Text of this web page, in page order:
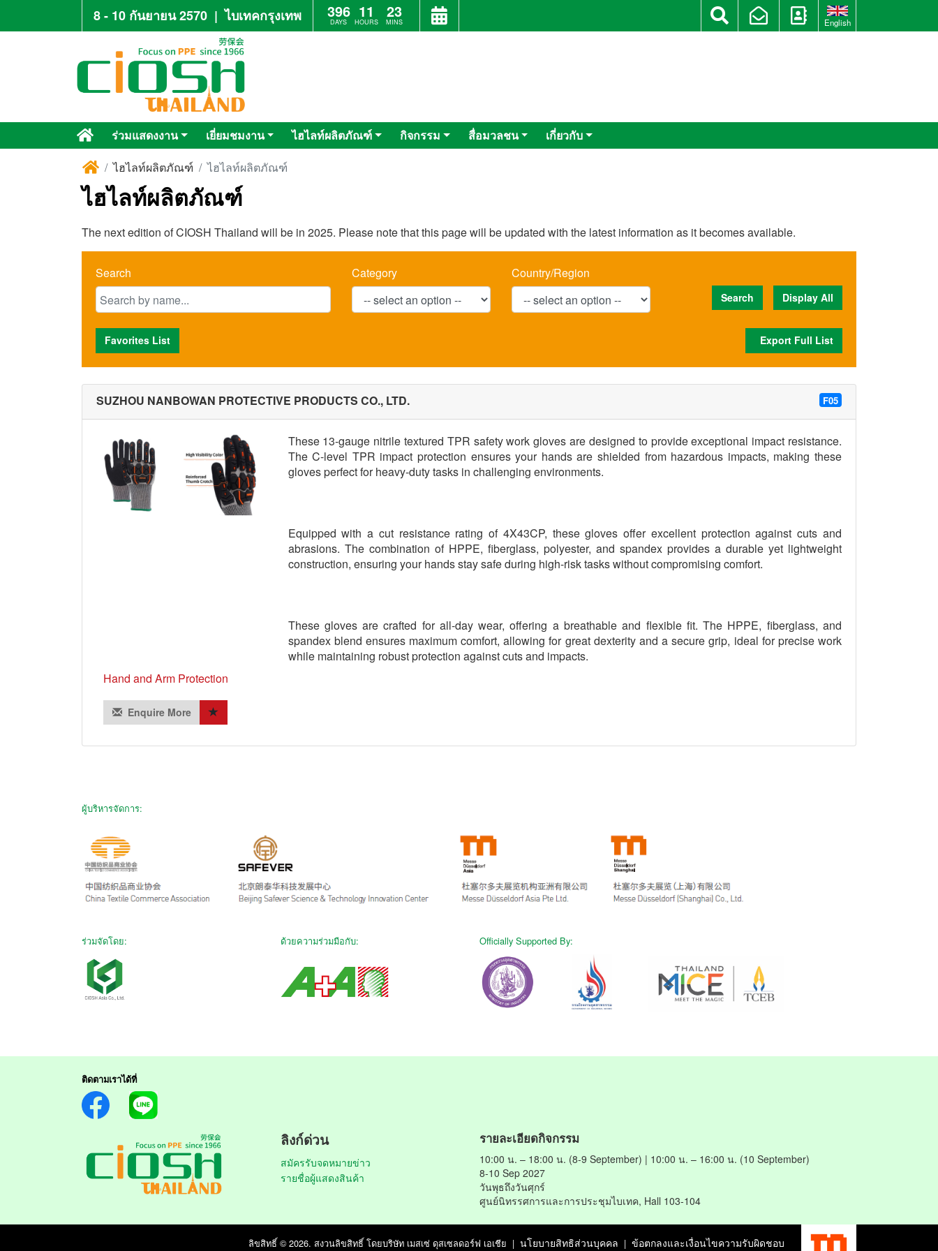
8 - 10 กันยายน 2570 | ไบเทคกรุงเทพ 396
DAYS
11
HOURS
23
MINS English
ร่วมแสดงงาน เยี่ยมชมงาน ไฮไลท์ผลิตภัณฑ์ กิจกรรม สื่อมวลชน
เกี่ยวกับ
ไฮไลท์ผลิตภัณฑ์
ไฮไลท์ผลิตภัณฑ์
ไฮไลท์ผลิตภัณฑ์
The next edition of CIOSH Thailand will be in 2025. Please note that this page will be updated with the latest information as it becomes available.
Search Category Country/Region
Search Display All
Favorites List Export Full List
SUZHOU NANBOWAN PROTECTIVE PRODUCTS CO., LTD. F05
These 13-gauge nitrile textured TPR safety work gloves are designed to provide exceptional impact resistance.
The C-level TPR impact protection ensures your hands are shielded from hazardous impacts, making these
gloves perfect for heavy-duty tasks in challenging environments.
Equipped with a cut resistance rating of 4X43CP, these gloves offer excellent protection against cuts and
abrasions. The combination of HPPE, fiberglass, polyester, and spandex provides a durable yet lightweight
construction, ensuring your hands stay safe during high-risk tasks without compromising comfort.
These gloves are crafted for all-day wear, offering a breathable and flexible fit. The HPPE, fiberglass, and
spandex blend ensures maximum comfort, allowing for great dexterity and a secure grip, ideal for precise work
while maintaining robust protection against cuts and impacts.
Hand and Arm Protection
Enquire More
ผู้บริหารจัดการ:
ร่วมจัดโดย: ด้วยความร่วมมือกับ: Officially Supported By:
ติดตามเราได้ที่
ลิงก์ด่วน
สมัครรับจดหมายข่าว
รายชื่อผู้แสดงสินค้า
รายละเอียดกิจกรรม
10:00 น. – 18:00 น. (8-9 September) | 10:00 น. – 16:00 น. (10 September)
8-10 Sep 2027
วันพุธถึงวันศุกร์
ศูนย์นิทรรศการและการประชุมไบเทค, Hall 103-104
ลิขสิทธิ์ © 2026. สงวนลิขสิทธิ์ โดยบริษัท เมสเซ่ ดุสเซลดอร์ฟ เอเชีย | นโยบายสิทธิส่วนบุคคล | ข้อตกลงและเงื่อนไขความรับผิดชอบ